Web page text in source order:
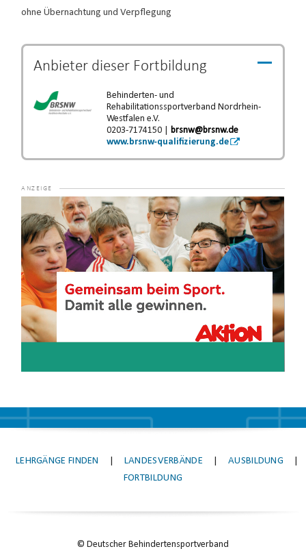
ohne Übernachtung und Verpflegung
Anbieter dieser Fortbildung
Behinderten- und
Rehabilitationssportverband Nordrhein-
Westfalen e.V.
0203-7174150 |
brsnw@brsnw.de
www.brsnw-qualifizierung.de
Player
LEHRGÄNGE FINDEN LANDESVERBÄNDE AUSBILDUNG
FORTBILDUNG
© Deutscher Behindertensportverband